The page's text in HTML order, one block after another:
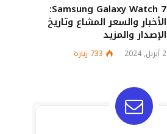
Samsung Galaxy Watch 7:
الأخبار والسعر المشاع وتاريخ
الإصدار والمزيد
2 أبريل, 2024 733 زيارة